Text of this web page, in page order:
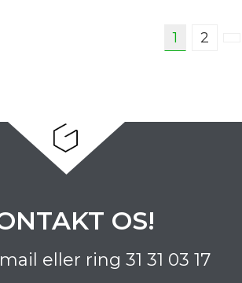
1 2
OS!
eller ring 31 31 03 17